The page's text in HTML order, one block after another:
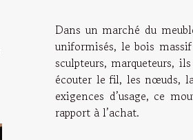
Dans un marché du
uniformisés, le bois
sculpteurs, marqueteurs,
écouter le fil, les nœuds,
exigences d’usage, ce
rapport à l’achat.